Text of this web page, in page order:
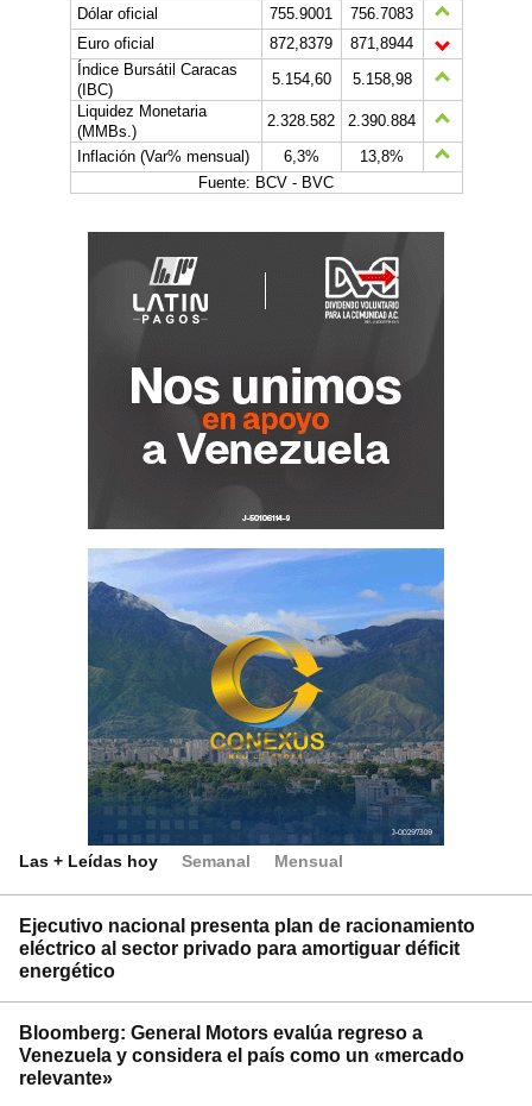
Dólar oficial
755.9001
756.7083
Euro oficial
872,8379
871,8944
Índice Bursátil Caracas
(IBC)
5.154,60
5.158,98
Liquidez Monetaria
(MMBs.)
2.328.582
2.390.884
Inflación (Var% mensual)
6,3%
13,8%
Fuente: BCV - BVC
Las + Leídas hoy Semanal Mensual
Ejecutivo nacional presenta plan de racionamiento
eléctrico al sector privado para amortiguar déficit
energético
Bloomberg: General Motors evalúa regreso a
Venezuela y considera el país como un «mercado
relevante»